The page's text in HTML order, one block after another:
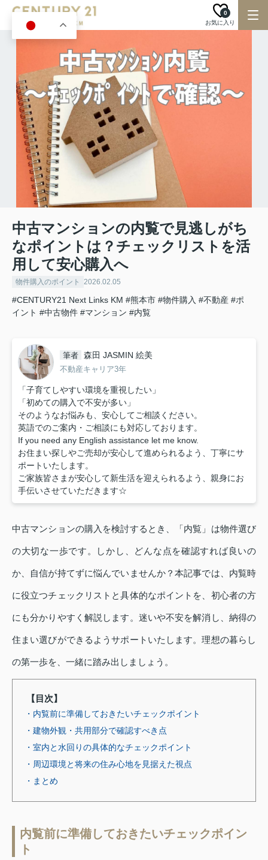
お気に入り
0
中古マンションの内覧で見逃しがち
なポイントは？チェックリストを活
用して安心購入へ
物件購入のポイント 2026.02.05
#CENTURY21 Next Links KM #熊本市 #物件購入 #不動産 #ポ
イント #中古物件 #マンション #内覧
筆者 森田 JASMIN 絵美
不動産キャリア3年
「子育てしやすい環境を重視したい」
「初めての購入で不安が多い」
そのようなお悩みも、安心してご相談ください。
英語でのご案内・ご相談にも対応しております。
If you need any English assistance let me know.
お住まい探しやご売却が安心して進められるよう、丁寧にサ
ポートいたします。
ご家族皆さまが安心して新生活を迎えられるよう、親身にお
手伝いさせていただきます☆
中古マンションの購入を検討するとき、「内覧」は物件選び
の大切な一歩です。しかし、どんな点を確認すれば良いの
か、自信が持てずに悩んでいませんか？本記事では、内覧時
に役立つチェックリストと具体的なポイントを、初心者の方
にも分かりやすく解説します。迷いや不安を解消し、納得の
住まい選びができるようサポートいたします。理想の暮らし
の第一歩を、一緒に踏み出しましょう。
【目次】
・内覧前に準備しておきたいチェックポイント
・建物外観・共用部分で確認すべき点
・室内と水回りの具体的なチェックポイント
・周辺環境と将来の住み心地を見据えた視点
・まとめ
内覧前に準備しておきたいチェックポイン
ト